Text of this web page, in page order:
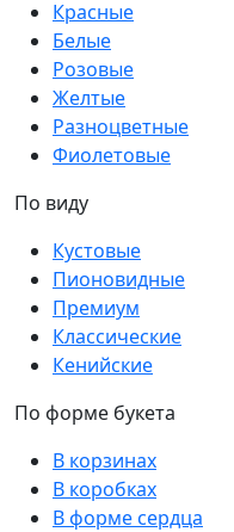
Красные
Белые
Розовые
Желтые
Разноцветные
Фиолетовые
По виду
Кустовые
Пионовидные
Премиум
Классические
Кенийские
По форме букета
В корзинах
В коробках
В форме сердца